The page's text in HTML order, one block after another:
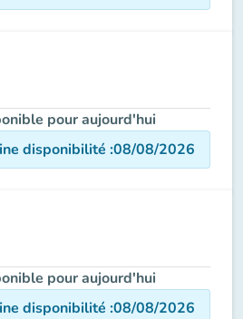
pour aujourd'hui
disponibilité :08/08/2026
pour aujourd'hui
disponibilité :08/08/2026